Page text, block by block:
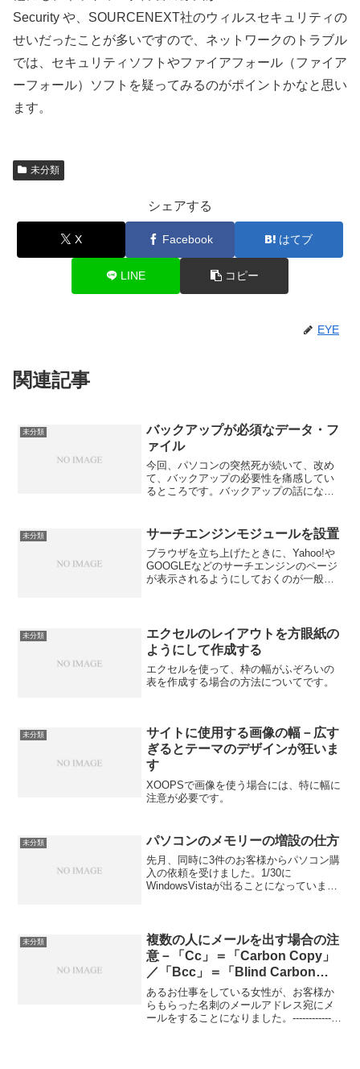
Security や、SOURCENEXT社のウィルスセキュリティの
せいだったことが多いですので、ネットワークのトラブル
では、セキュリティソフトやファイアフォール（ファイア
ーフォール）ソフトを疑ってみるのがポイントかなと思い
ます。
未分類
シェアする
X Facebook はてブ
LINE コピー
EYE
関連記事
未分類
バックアップが必須なデータ・フ
ァイル
今回、パソコンの突然死が続いて、改め
て、バックアップの必要性を痛感してい
るところです。バックアップの話になる
す。私の場合は、例えば、パソコンの入
れ換えのような場合には...
未分類 サーチエンジンモジュールを設置
ブラウザを立ち上げたときに、Yahoo!や
GOOGLEなどのサーチエンジンのページ
が表示されるようにしておくのが一般的
サーチエンジン...
未分類
エクセルのレイアウトを方眼紙の
ようにして作成する
エクセルを使って、枠の幅がふぞろいの
表を作成する場合の方法についてです。
未分類
サイトに使用する画像の幅－広す
ぎるとテーマのデザインが狂いま
す
XOOPSで画像を使う場合には、特に幅に
注意が必要です。
未分類 パソコンのメモリーの増設の仕方
先月、同時に3件のお客様からパソコン購
入の依頼を受けました。1/30に
WindowsVistaが出ることになっていまし
未分類
複数の人にメールを出す場合の注
意－「Cc」＝「Carbon Copy」
／「Bcc」＝「Blind Carbon
Copy」
あるお仕事をしている女性が、お客様か
らもらった名刺のメールアドレス宛にメ
ールをすることになりました。---------------